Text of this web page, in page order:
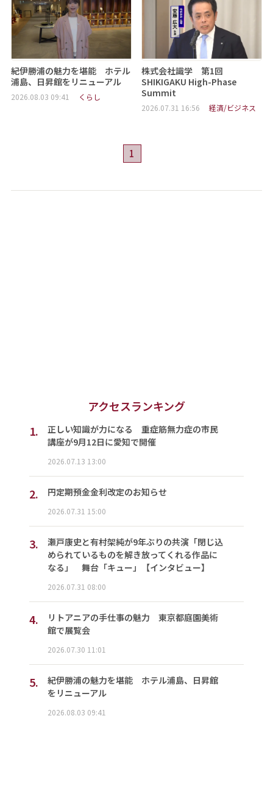
紀伊勝浦の魅力を堪能 ホテル
浦島、日昇館をリニューアル
2026.08.03 09:41 くらし
株式会社識学 第1回
SHIKIGAKU High-Phase
Summit
2026.07.31 16:56 経済/ビジネス
1
アクセスランキング
1.
正しい知識が力になる 重症筋無力症の市民
講座が9月12日に愛知で開催
2026.07.13 13:00
2. 円定期預金金利改定のお知らせ
2026.07.31 15:00
3.
瀬戸康史と有村架純が9年ぶりの共演「閉じ込
められているものを解き放ってくれる作品に
なる」 舞台「キュー」【インタビュー】
2026.07.31 08:00
4.
リトアニアの手仕事の魅力 東京都庭園美術
館で展覧会
2026.07.30 11:01
5.
紀伊勝浦の魅力を堪能 ホテル浦島、日昇館
をリニューアル
2026.08.03 09:41